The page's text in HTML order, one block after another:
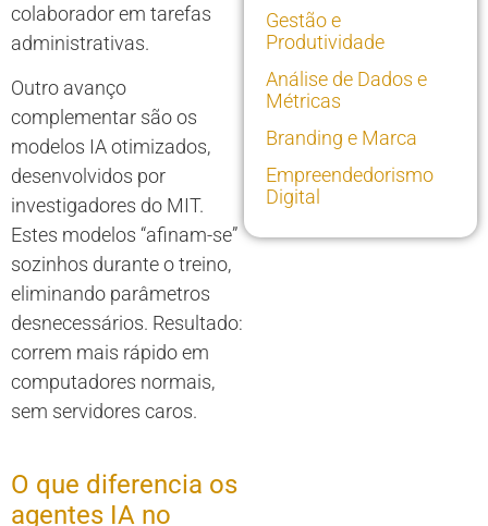
colaborador em tarefas
administrativas.
Outro avanço
complementar são os
modelos IA otimizados,
desenvolvidos por
investigadores do MIT.
Estes modelos “afinam-se”
sozinhos durante o treino,
eliminando parâmetros
desnecessários. Resultado:
correm mais rápido em
computadores normais,
sem servidores caros.
O que diferencia os
agentes IA no
Gestão e
Produtividade
Análise de Dados e
Métricas
Branding e Marca
Empreendedorismo
Digital